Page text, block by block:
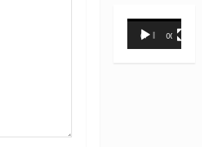
Reproductor
00:00 00:31